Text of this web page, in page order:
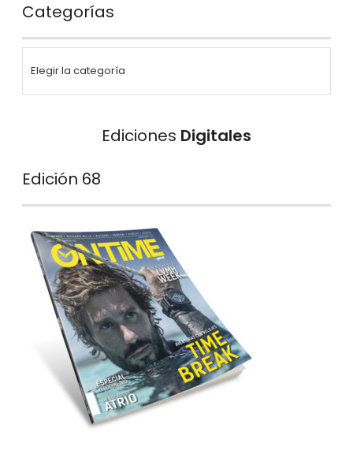
Categorías
Ediciones Digitales
Edición 68